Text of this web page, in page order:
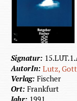
Signatur:
AutorIn:Lutz,
Verlag:Fischer
Ort:Frankfurt
Jahr: 1991